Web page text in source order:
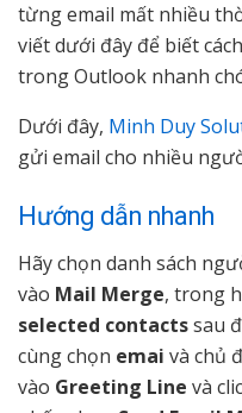
từng email mất nhiều
viết dưới đây để biết
trong Outlook nhanh
Dưới đây, Minh Duy
gửi email cho nhiều
Hướng dẫn nhanh
Hãy chọn danh sách
vào Mail Merge, trong
selected contactssau
cùng chọn emai và chủ
vào Greeting Line và